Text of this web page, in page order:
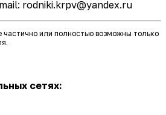
rodniki.krpv@yandex.ru
частично или полностью возможны только
сетях: